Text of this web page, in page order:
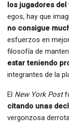
los jugadores
egos, hay que
no consigue
esfuerzos en
filosofía de
estar teniendo
integrantes de la
El New York Post
citando unas
vergonzosa